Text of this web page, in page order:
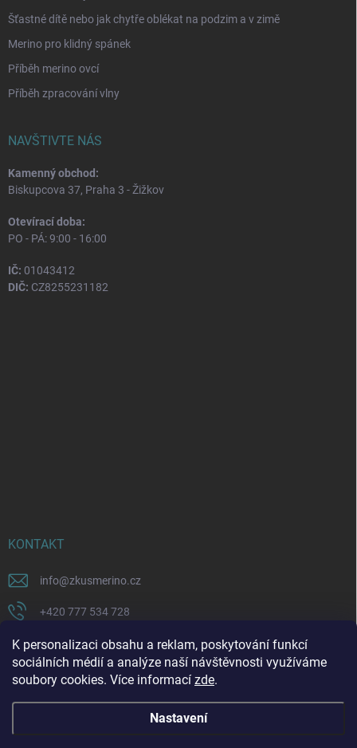
K personalizaci obsahu a reklam, poskytování funkcí
sociálních médií a analýze naší návštěvnosti využíváme
soubory cookies. Více informací zde.
Nastavení
Šťastné dítě nebo jak chytře oblékat na podzim a v zimě
Merino pro klidný spánek
Příběh merino ovcí
Příběh zpracování vlny
NAVŠTIVTE NÁS
Kamenný obchod:
Biskupcova 37, Praha 3 - Žižkov
Otevírací doba:
PO - PÁ: 9:00 - 16:00
IČ: 01043412
DIČ: CZ8255231182
KONTAKT
info@zkusmerino.cz
+420 777 534 728
https://www.facebook.com/zkusmerino/
zkusmerino.cz